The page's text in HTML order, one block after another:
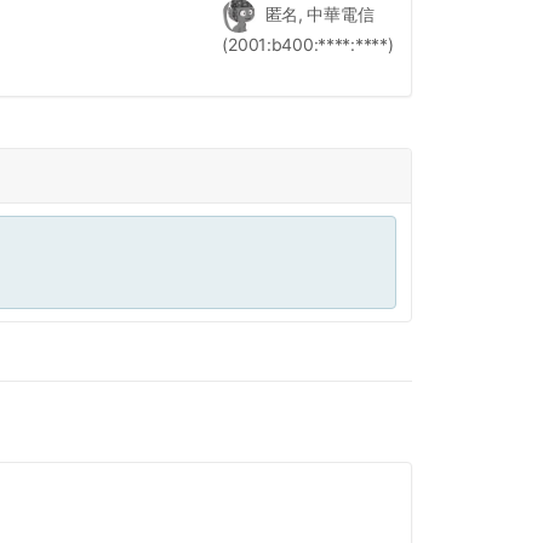
匿名, 中華電信
(2001:b400:****:****)